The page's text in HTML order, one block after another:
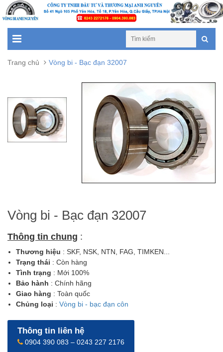
Trang chủ Vòng bi - Bạc đạn 32007
Vòng bi - Bạc đạn 32007
Thông tin chung :
Thương hiệu : SKF, NSK, NTN, FAG, TIMKEN...
Trạng thái : Còn hàng
Tình trạng : Mới 100%
Bảo hành : Chính hãng
Giao hàng : Toàn quốc
Chủng loại : Vòng bi - bạc đạn côn
Thông tin liên hệ
0904 390 083 – 0243 227 2176